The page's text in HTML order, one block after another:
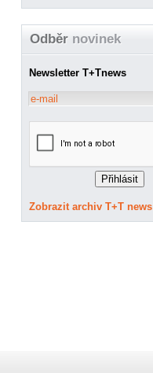
Odběr novinek
Newsletter T+Tnews
Zobrazit archiv T+T news